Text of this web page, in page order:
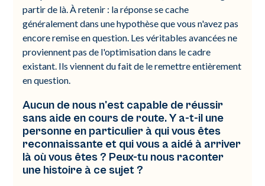
partir de là. À retenir : la réponse se cache
généralement dans une hypothèse que vous n'avez pas
encore remise en question. Les véritables avancées ne
proviennent pas de l'optimisation dans le cadre
existant. Ils viennent du fait de le remettre entièrement
en question.
Aucun de nous n'est capable de réussir
sans aide en cours de route. Y a-t-il une
personne en particulier à qui vous êtes
reconnaissante et qui vous a aidé à arriver
là où vous êtes ? Peux-tu nous raconter
une histoire à ce sujet ?